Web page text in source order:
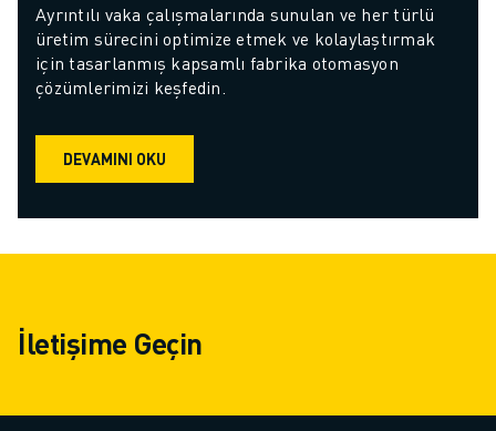
Ayrıntılı vaka çalışmalarında sunulan ve her türlü
üretim sürecini optimize etmek ve kolaylaştırmak
için tasarlanmış kapsamlı fabrika otomasyon
çözümlerimizi keşfedin.
DEVAMINI OKU
İletişime Geçin